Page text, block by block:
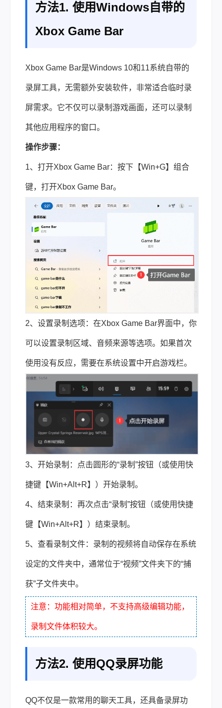
方法1. 使用Windows自带的
Xbox Game Bar
Xbox Game Bar是Windows 10和11系统自带的
录屏工具，无需额外安装软件，非常适合临时录
屏需求。它不仅可以录制游戏画面，还可以录制
其他应用程序的窗口。
操作步骤：
1、打开Xbox Game Bar：按下【Win+G】组合
键，打开Xbox Game Bar。
2、设置录制选项：在Xbox Game Bar界面中，你
可以设置录制区域、音频来源等选项。如果首次
使用没有反应，需要在系统设置中开启游戏栏。
3、开始录制：点击圆形的“录制”按钮（或使用快
捷键【Win+Alt+R】）开始录制。
4、结束录制：再次点击“录制”按钮（或使用快捷
键【Win+Alt+R】）结束录制。
5、查看录制文件：录制的视频将自动保存在系统
设定的文件夹中，通常位于“视频”文件夹下的“捕
获”子文件夹中。
注意：功能相对简单，不支持高级编辑功能，
录制文件体积较大。
方法2. 使用QQ录屏功能
QQ不仅是一款常用的聊天工具，还具备录屏功